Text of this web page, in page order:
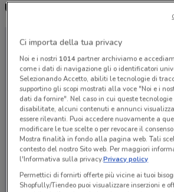
Ultime offerte del volantino
Ci dispiace, al momento non
volantini nella tua zona.
Ci importa della tua privacy
Noi e i nostri 1014partner archiviamo e
come i dati di navigazione gli o identificatori
Selezionando Accetto, abiliti le tecnologie di
supportino gli scopi mostrati alla voce "Noi e i
dati da fornire". Nel caso in cui queste tecnologie
disabilitate, alcuni contenuti e annunci
essere rilevanti. Puoi accedere nuovamente a
modificare le tue scelte o per revocare il
Mostra finalità in fondo alla pagina web. Tali
contesto del nostro Sito web. Per maggiori
l'Informativa sulla privacy.Privacy policy
Permettici di fornirti offerte più vicine ai tuoi
Shopfully/Tiendeo puoi visualizzare inserzioni e